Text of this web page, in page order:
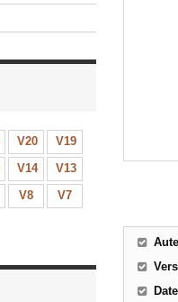
V20
V19
V14
V13
V8
V7